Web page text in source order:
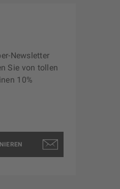
Newsletter
Sie von tollen
10%